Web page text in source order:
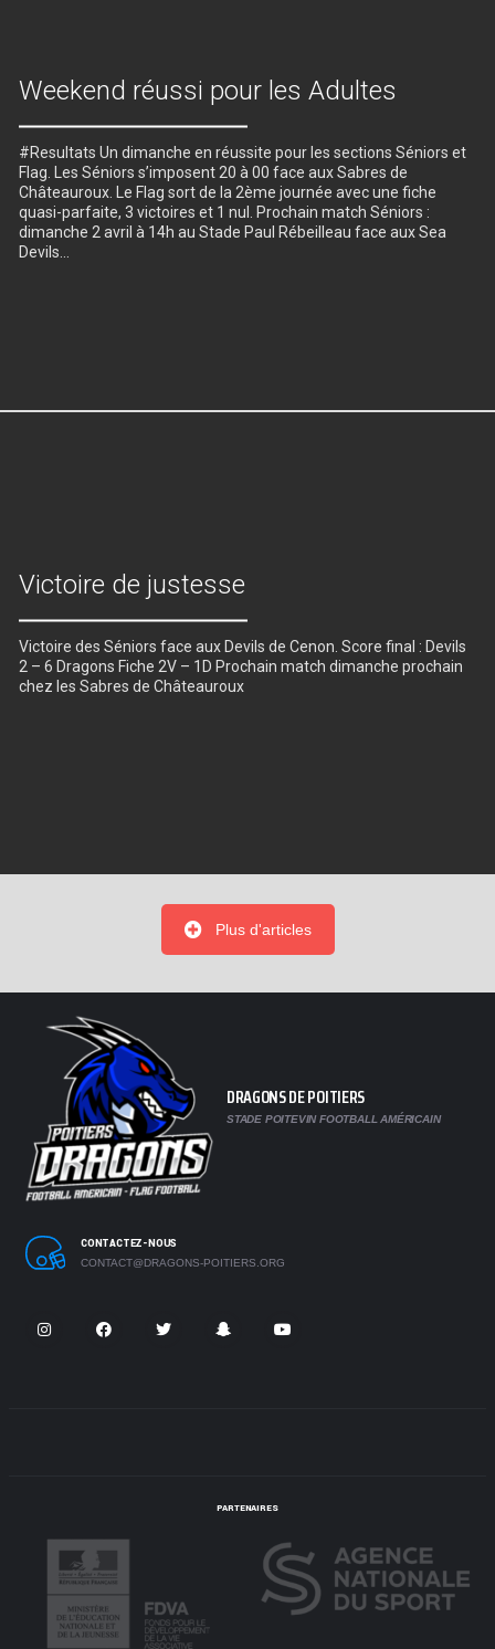
Weekend réussi pour les Adultes
#Resultats Un dimanche en réussite pour les sections Séniors et
Flag. Les Séniors s’imposent 20 à 00 face aux Sabres de
Châteauroux. Le Flag sort de la 2ème journée avec une fiche
quasi-parfaite, 3 victoires et 1 nul. Prochain match Séniors :
dimanche 2 avril à 14h au Stade Paul Rébeilleau face aux Sea
Devils…
Victoire de justesse
Victoire des Séniors face aux Devils de Cenon. Score final : Devils
2 – 6 Dragons Fiche 2V – 1D Prochain match dimanche prochain
chez les Sabres de Châteauroux
Plus d'articles
DRAGONS DE POITIERS
STADE POITEVIN FOOTBALL AMÉRICAIN
CONTACTEZ-NOUS
CONTACT@DRAGONS-POITIERS.ORG
PARTENAIRES